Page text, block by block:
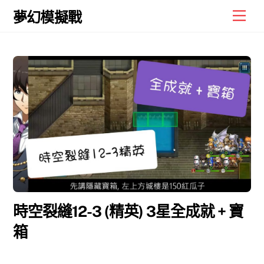
Skip
夢幻模擬戰
時空裂縫12-3 (精英) 3星全成就 + 寶
箱